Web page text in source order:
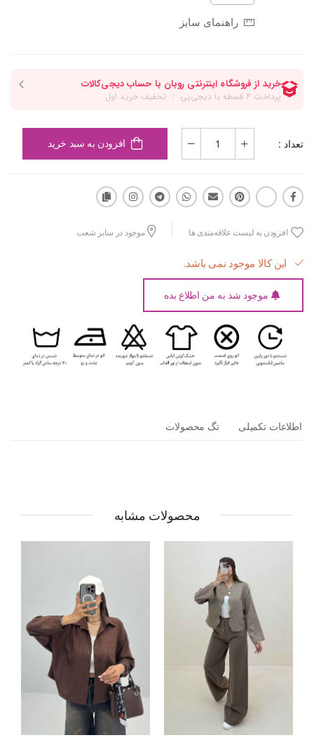
راهنمای سایز
تعداد : افزودن به سبد خرید
افزودن به لیست علاقه‌مندی ها موجود در سایر شعب
این کالا موجود نمی باشد.
موجود شد به من اطلاع بده
اطلاعات تکمیلی تگ محصولات
محصولات مشابه